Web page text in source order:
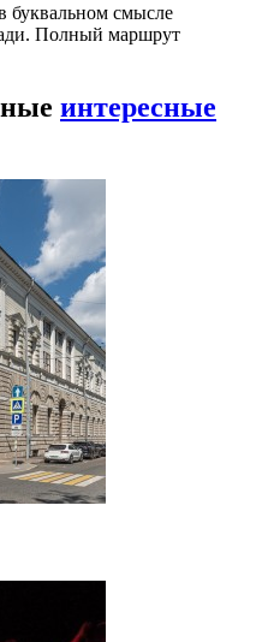
буквальном смысле
Полный маршрут
интересные